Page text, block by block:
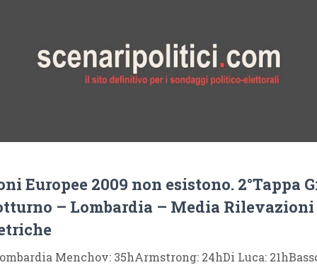
Europee 2009 non esistono. 2°Tappa
– Lombardia – Media Rilevazioni
Menchov: 35hArmstrong: 24hDi Luca: